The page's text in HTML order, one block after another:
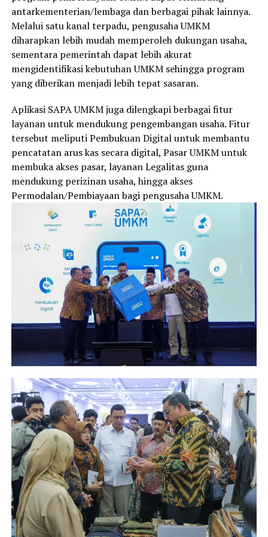
antarkementerian/lembaga dan berbagai pihak lainnya.
Melalui satu kanal terpadu, pengusaha UMKM
diharapkan lebih mudah memperoleh dukungan usaha,
sementara pemerintah dapat lebih akurat
mengidentifikasi kebutuhan UMKM sehingga program
yang diberikan menjadi lebih tepat sasaran.
Aplikasi SAPA UMKM juga dilengkapi berbagai fitur
layanan untuk mendukung pengembangan usaha. Fitur
tersebut meliputi Pembukuan Digital untuk membantu
pencatatan arus kas secara digital, Pasar UMKM untuk
membuka akses pasar, layanan Legalitas guna
mendukung perizinan usaha, hingga akses
Permodalan/Pembiayaan bagi pengusaha UMKM.